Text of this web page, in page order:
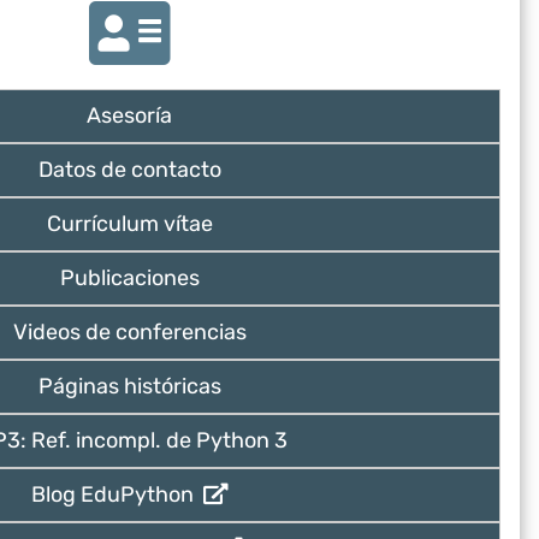
Asesoría
Datos de contacto
Currículum vítae
Publicaciones
Videos de conferencias
Páginas históricas
Ref. incompl. de Python 3
Blog EduPython